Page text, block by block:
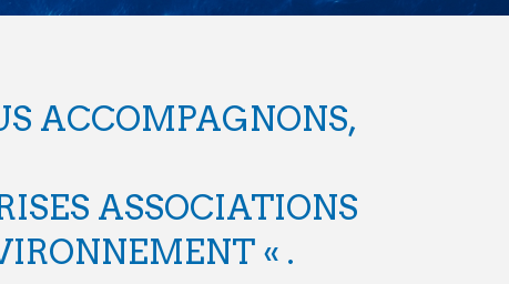
ACCOMPAGNONS,
ASSOCIATIONS
« .